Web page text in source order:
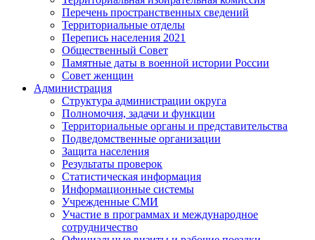
Перечень пространственных сведений
Территориальные отделы
Перепись населения 2021
Общественный Совет
Памятные даты в военной истории России
Совет женщин
Администрация
Структура администрации округа
Полномочия, задачи и функции
Территориальные органы и представительства
Подведомственные организации
Защита населения
Результаты проверок
Статистическая информация
Информационные системы
Учрежденные СМИ
Участие в программах и международное
сотрудничество